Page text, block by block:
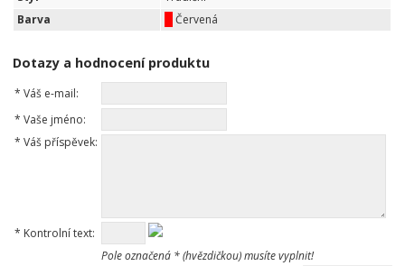
Barva
Červená
Dotazy a hodnocení produktu
* Váš e-mail:
* Vaše jméno:
* Váš příspěvek:
* Kontrolní text:
Pole označená * (hvězdičkou) musíte vyplnit!